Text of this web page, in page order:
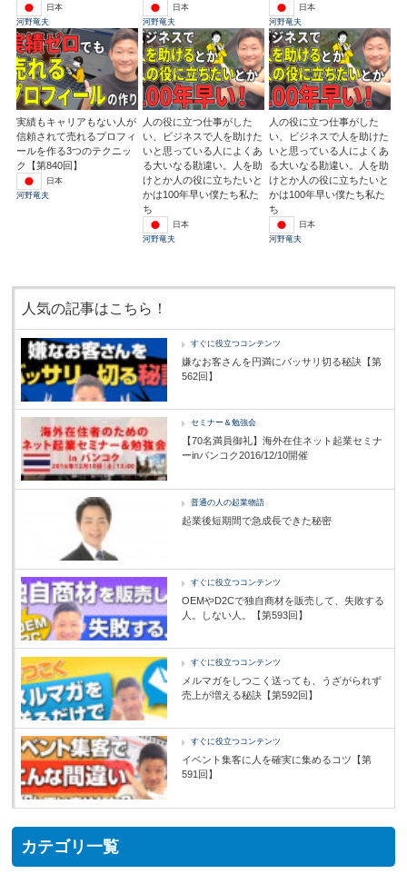
日本
河野竜夫
日本
河野竜夫
日本
河野竜夫
実績もキャリアもない人が
信頼されて売れるプロフィ
ールを作る3つのテクニッ
ク【第840回】
日本
河野竜夫
人の役に立つ仕事がした
い、ビジネスで人を助けた
いと思っている人によくあ
る大いなる勘違い。人を助
けとか人の役に立ちたいと
かは100年早い僕たち私た
ち
日本
河野竜夫
人の役に立つ仕事がした
い、ビジネスで人を助けた
いと思っている人によくあ
る大いなる勘違い。人を助
けとか人の役に立ちたいと
かは100年早い僕たち私た
ち
日本
河野竜夫
人気の記事はこちら！
すぐに役立つコンテンツ
嫌なお客さんを円満にバッサリ切る秘訣【第
562回】
セミナー＆勉強会
【70名満員御礼】海外在住ネット起業セミナ
ーinバンコク2016/12/10開催
普通の人の起業物語
起業後短期間で急成長できた秘密
すぐに役立つコンテンツ
OEMやD2Cで独自商材を販売して、失敗する
人。しない人。【第593回】
すぐに役立つコンテンツ
メルマガをしつこく送っても、うざがられず
売上が増える秘訣【第592回】
すぐに役立つコンテンツ
イベント集客に人を確実に集めるコツ【第
591回】
カテゴリ一覧